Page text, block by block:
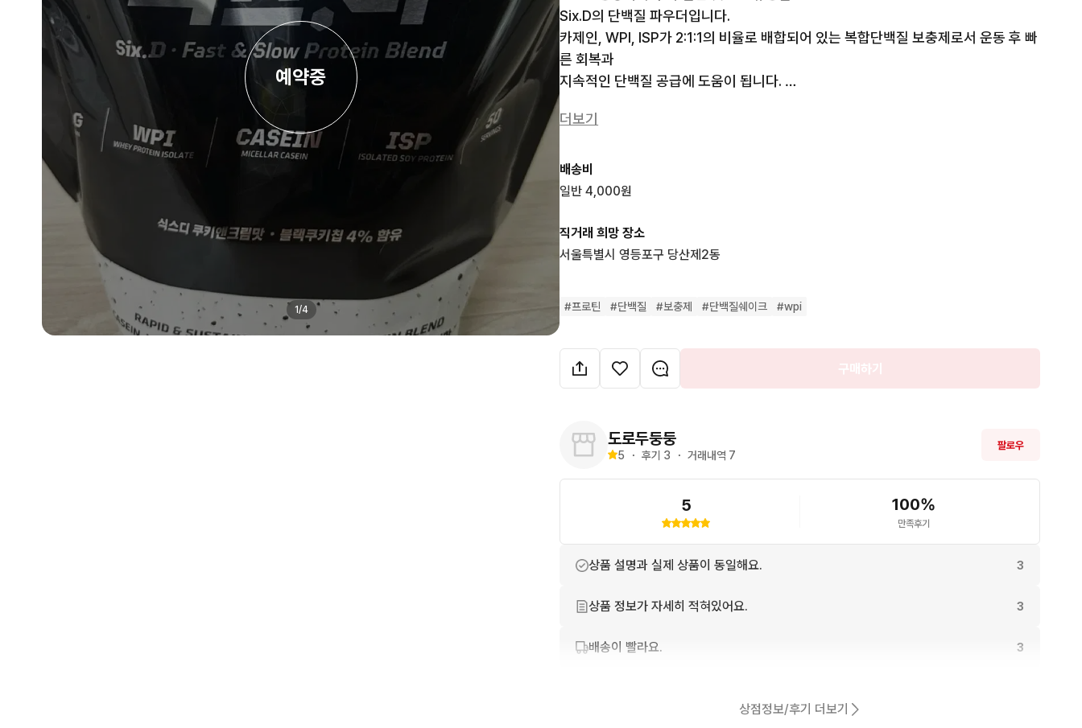
예약중
1/4
Six.D의 단백질 파우더입니다.
카제인, WPI, ISP가 2:1:1의 비율로 배합되어 있는 복합단백질 보충제로서 운동 후 빠
른 회복과
지속적인 단백질 공급에 도움이 됩니다.
쿠키앤크림 맛입니다!
더보기
배송비
일반 4,000원
직거래 희망 장소
서울특별시 영등포구 당산제2동
#프로틴 #단백질 #보충제 #단백질쉐이크 #wpi
구매하기
도로두둥둥
5 ・ 후기 3 ・ 거래내역 7
팔로우
5 100%
만족후기
상품 설명과 실제 상품이 동일해요. 3
상품 정보가 자세히 적혀있어요. 3
배송이 빨라요. 3
상점정보/후기 더보기